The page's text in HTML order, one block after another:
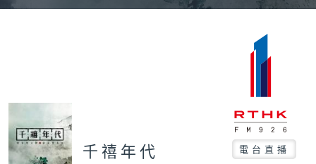
千禧年代 電台直播